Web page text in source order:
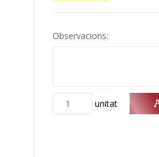
Observacions:
Quantitat unitat